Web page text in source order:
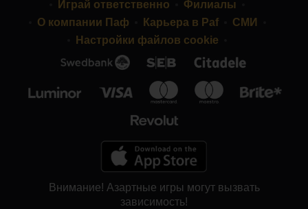
Играй ответственно
Филиалы
О компании Паф
Карьера в Paf
СМИ
Настройки файлов cookie
Внимание! Азартные игры могут вызвать
зависимость!